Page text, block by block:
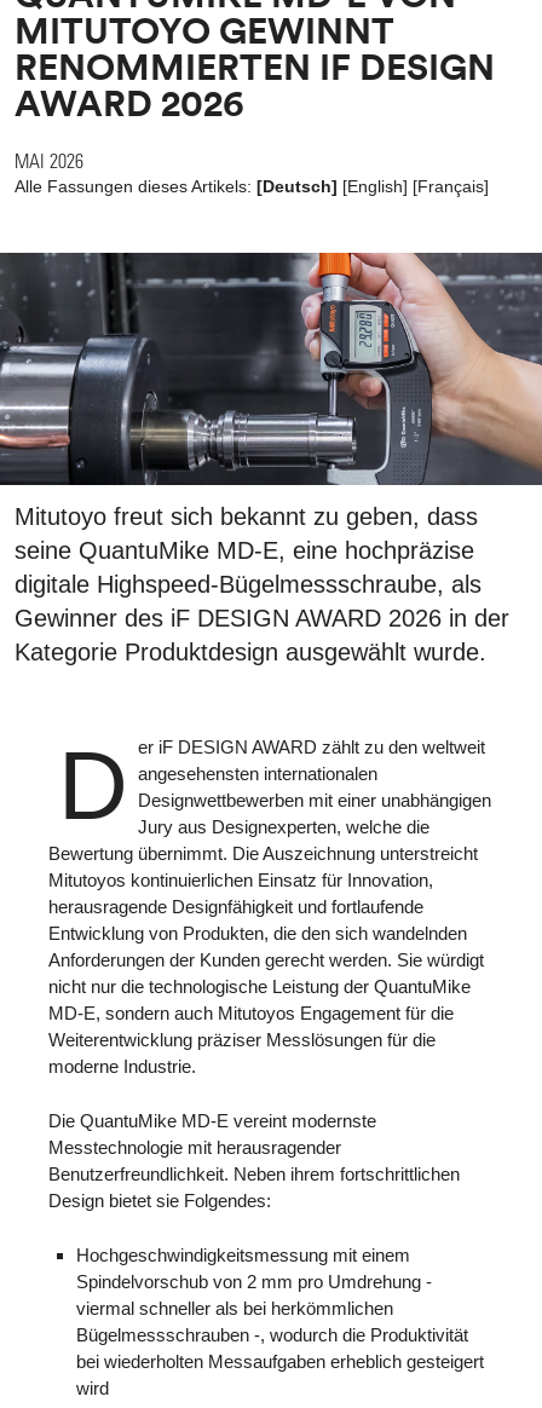
MITUTOYO GEWINNT
RENOMMIERTEN IF DESIGN
AWARD 2026
MAI 2026
Alle Fassungen dieses Artikels: [Deutsch] [English] [Français]
Mitutoyo freut sich bekannt zu geben, dass
seine QuantuMike MD-E, eine hochpräzise
digitale Highspeed-Bügelmessschraube, als
Gewinner des iF DESIGN AWARD 2026 in der
Kategorie Produktdesign ausgewählt wurde.
D
er iF DESIGN AWARD zählt zu den weltweit
angesehensten internationalen
Designwettbewerben mit einer unabhängigen
Jury aus Designexperten, welche die
Bewertung übernimmt. Die Auszeichnung unterstreicht
Mitutoyos kontinuierlichen Einsatz für Innovation,
herausragende Designfähigkeit und fortlaufende
Entwicklung von Produkten, die den sich wandelnden
Anforderungen der Kunden gerecht werden. Sie würdigt
nicht nur die technologische Leistung der QuantuMike
MD-E, sondern auch Mitutoyos Engagement für die
Weiterentwicklung präziser Messlösungen für die
moderne Industrie.
Die QuantuMike MD-E vereint modernste
Messtechnologie mit herausragender
Benutzerfreundlichkeit. Neben ihrem fortschrittlichen
Design bietet sie Folgendes:
Hochgeschwindigkeitsmessung mit einem
Spindelvorschub von 2 mm pro Umdrehung -
viermal schneller als bei herkömmlichen
Bügelmessschrauben -, wodurch die Produktivität
bei wiederholten Messaufgaben erheblich gesteigert
wird